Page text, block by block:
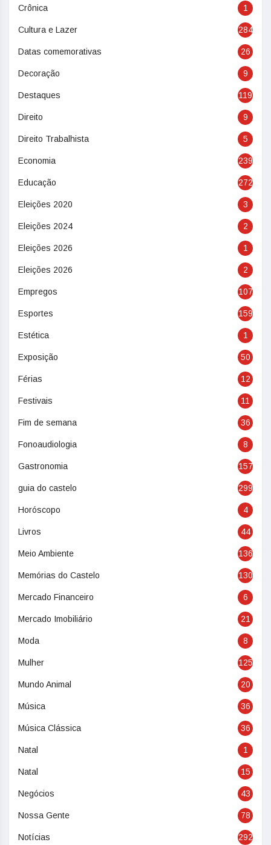
Crônica 1
Cultura e Lazer 284
Datas comemorativas 26
Decoração 9
Destaques 119
Direito 9
Direito Trabalhista 5
Economia 239
Educação 272
Eleições 2020 3
Eleições 2024 2
Eleições 2026 1
Eleições 2026 2
Empregos 107
Esportes 159
Estética 1
Exposição 50
Férias 12
Festivais 11
Fim de semana 36
Fonoaudiologia 8
Gastronomia 157
guia do castelo 299
Horóscopo 4
Livros 44
Meio Ambiente 136
Memórias do Castelo 130
Mercado Financeiro 6
Mercado Imobiliário 21
Moda 8
Mulher 125
Mundo Animal 20
Música 36
Música Clássica 36
Natal 1
Natal 15
Negócios 43
Nossa Gente 78
Notícias 292